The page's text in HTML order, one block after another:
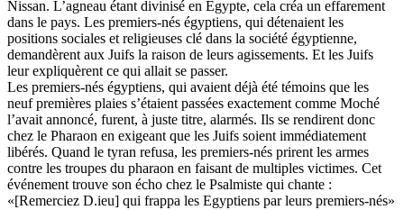
Nissan. L’agneau étant divinisé en Egypte, cela créa un effarement
dans le pays. Les premiers-nés égyptiens, qui détenaient les
positions sociales et religieuses clé dans la société égyptienne,
demandèrent aux Juifs la raison de leurs agissements. Et les Juifs
leur expliquèrent ce qui allait se passer.
Les premiers-nés égyptiens, qui avaient déjà été témoins que les
neuf premières plaies s’étaient passées exactement comme Moché
l’avait annoncé, furent, à juste titre, alarmés. Ils se rendirent donc
chez le Pharaon en exigeant que les Juifs soient immédiatement
libérés. Quand le tyran refusa, les premiers-nés prirent les armes
contre les troupes du pharaon en faisant de multiples victimes. Cet
événement trouve son écho chez le Psalmiste qui chante :
«[Remerciez D.ieu] qui frappa les Egyptiens par leurs premiers-nés»